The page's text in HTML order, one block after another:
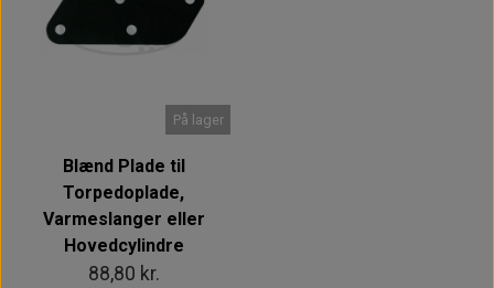
På lager
Blænd Plade til
Torpedoplade,
Varmeslanger eller
Hovedcylindre
88,80 kr.